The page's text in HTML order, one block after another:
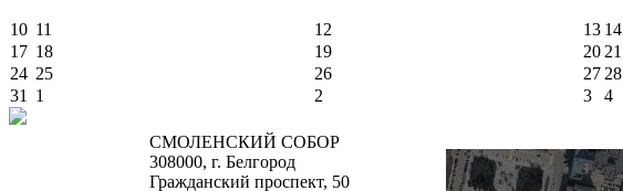
10 11 12 13 14
17 18 19 20 21
24 25 26 27 28
31
1 2 3 4
СМОЛЕНСКИЙ СОБОР
308000, г. Белгород
Гражданский проспект, 50